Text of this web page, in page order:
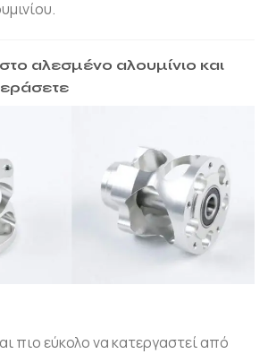
αλεσμένο αλουμίνιο και
πιο εύκολο να κατεργαστεί από